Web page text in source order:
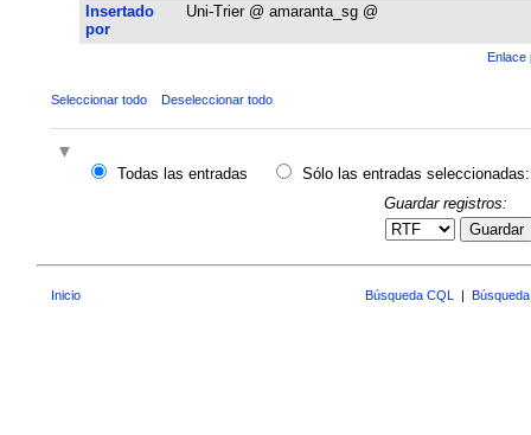
Insertado
por
Uni-Trier @ amaranta_sg @
Enlace
Seleccionar todo Deseleccionar todo
Todas las entradas
Sólo las entradas seleccionadas:
Guardar registros:
Guardar
Inicio Búsqueda CQL